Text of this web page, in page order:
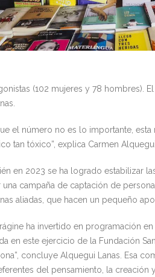
(102 mujeres y 78 hombres).
el número no es lo importante,
tan tóxico”, explica Carmen
en 2023 se ha logrado estabilizar
una campaña de captación de
aliadas, que hacen un pequeño
ha invertido en programación
en este ejercicio de la Fundación
concluye Alquegui Lanas. Esa
del pensamiento, la creación